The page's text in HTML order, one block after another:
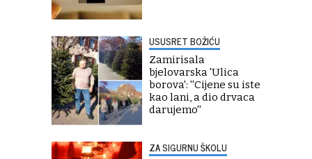
USUSRET BOŽIĆU
Zamirisala
bjelovarska 'Ulica
borova': ''Cijene su iste
kao lani, a dio drvaca
darujemo''
ZA SIGURNU ŠKOLU